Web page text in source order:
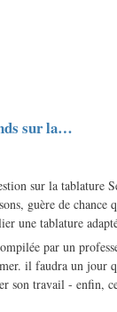
sur la…
sur la tablature
guère de chance
une tablature
par un
il faudra un jour
son travail - enfin,